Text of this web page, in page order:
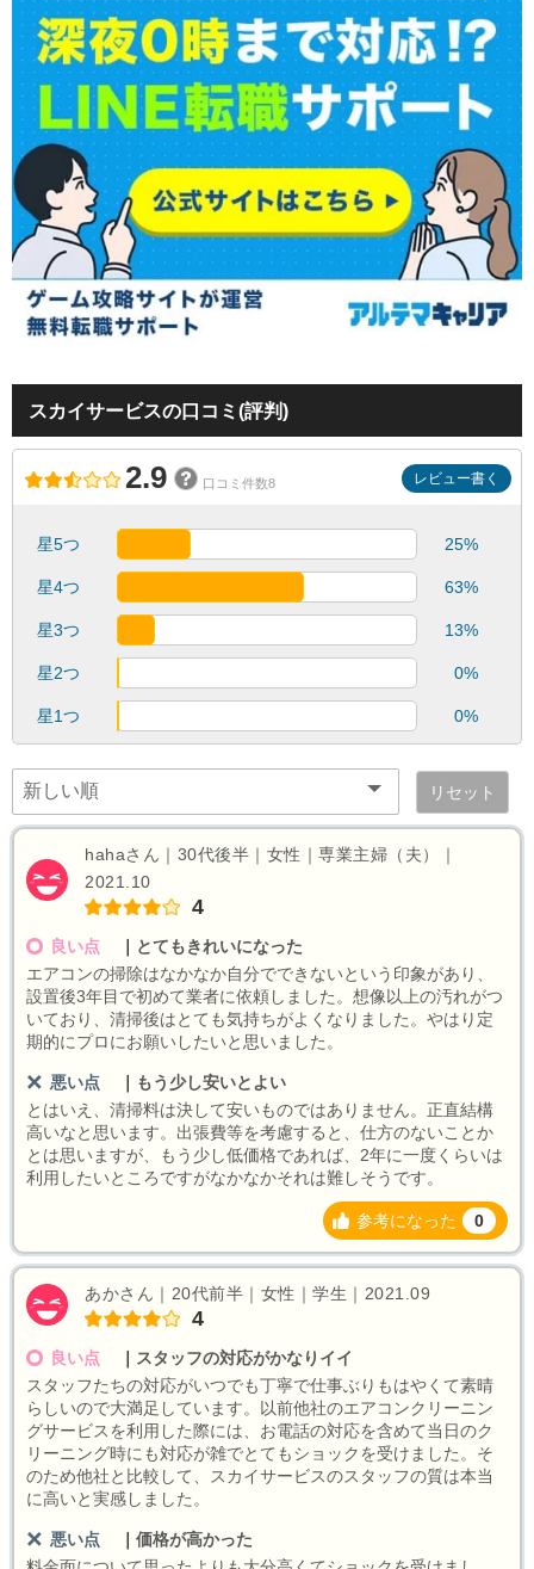
スカイサービスの口コミ(評判)
2.9 口コミ件数8 レビュー書く
星5つ 25%
星4つ 63%
星3つ 13%
星2つ 0%
星1つ 0%
リセット
hahaさん｜30代後半｜女性｜専業主婦（夫）｜
2021.10
4
良い点
とてもきれいになった
エアコンの掃除はなかなか自分でできないという印象があり、
設置後3年目で初めて業者に依頼しました。想像以上の汚れがつ
いており、清掃後はとても気持ちがよくなりました。やはり定
期的にプロにお願いしたいと思いました。
悪い点
もう少し安いとよい
とはいえ、清掃料は決して安いものではありません。正直結構
高いなと思います。出張費等を考慮すると、仕方のないことか
とは思いますが、もう少し低価格であれば、2年に一度くらいは
利用したいところですがなかなかそれは難しそうです。
参考になった 0
あかさん｜20代前半｜女性｜学生｜2021.09
4
良い点
スタッフの対応がかなりイイ
スタッフたちの対応がいつでも丁寧で仕事ぶりもはやくて素晴
らしいので大満足しています。以前他社のエアコンクリーニン
グサービスを利用した際には、お電話の対応を含めて当日のク
リーニング時にも対応が雑でとてもショックを受けました。そ
のため他社と比較して、スカイサービスのスタッフの質は本当
に高いと実感しました。
悪い点
価格が高かった